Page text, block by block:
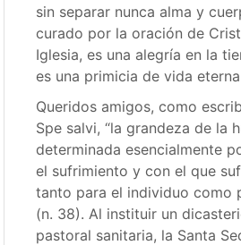
sin separar nunca alma y
curado por la oración de
Iglesia, es una alegría en la
es una primicia de vida
Queridos amigos, como
Spe salvi, “la grandeza de la
determinada esencialmente
el sufrimiento y con el que
tanto para el individuo como
(n. 38). Al instituir un
pastoral sanitaria, la Santa